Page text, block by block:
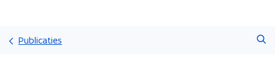
Publicaties